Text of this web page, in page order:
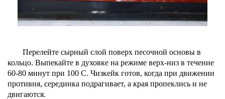
Перелейте сырный слой поверх песочной основы в
кольцо. Выпекайте в духовке на режиме верх-низ в течение
60-80 минут при 100 С. Чизкейк готов, когда при движении
противня, серединка подрагивает, а края пропеклись и не
двигаются.